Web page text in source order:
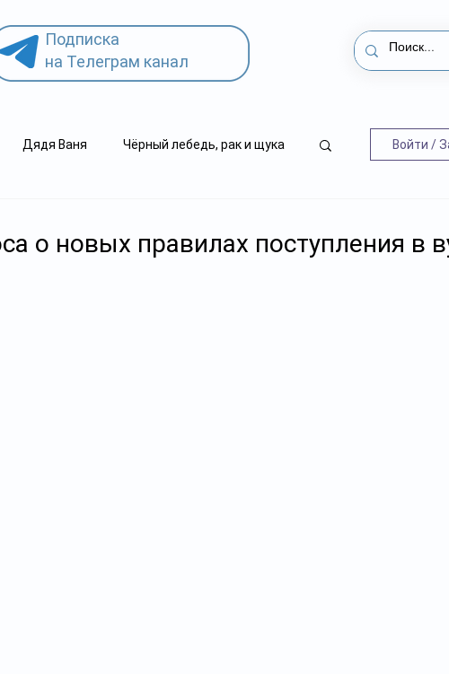
Подписка
на Телеграм канал
Дядя Ваня Чёрный лебедь, рак и щука Войти /
о новых правилах поступления в